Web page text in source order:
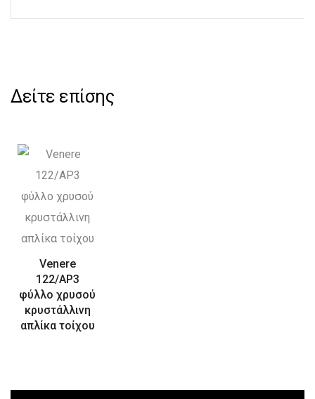
Δείτε επίσης
Venere
122/AP3
φύλλο χρυσού
κρυστάλλινη
απλίκα τοίχου